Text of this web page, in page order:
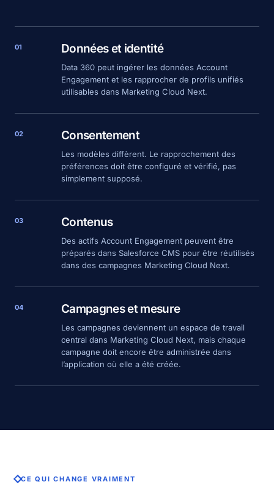
01 Données et identité
Data 360 peut ingérer les données Account
Engagement et les rapprocher de profils unifiés
utilisables dans Marketing Cloud Next.
02 Consentement
Les modèles diffèrent. Le rapprochement des
préférences doit être configuré et vérifié, pas
simplement supposé.
03 Contenus
Des actifs Account Engagement peuvent être
préparés dans Salesforce CMS pour être réutilisés
dans des campagnes Marketing Cloud Next.
04 Campagnes et mesure
Les campagnes deviennent un espace de travail
central dans Marketing Cloud Next, mais chaque
campagne doit encore être administrée dans
l’application où elle a été créée.
CE QUI CHANGE VRAIMENT